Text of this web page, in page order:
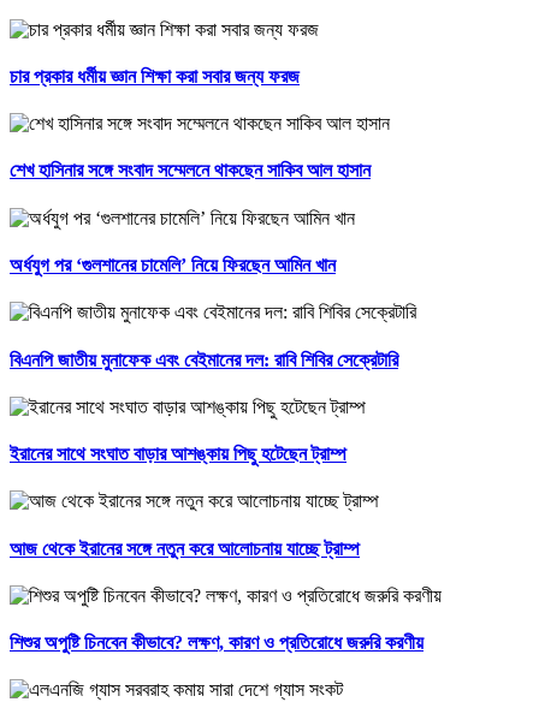
চার প্রকার ধর্মীয় জ্ঞান শিক্ষা করা সবার জন্য ফরজ
শেখ হাসিনার সঙ্গে সংবাদ সম্মেলনে থাকছেন সাকিব আল হাসান
অর্ধযুগ পর ‘গুলশানের চামেলি’ নিয়ে ফিরছেন আমিন খান
বিএনপি জাতীয় মুনাফেক এবং বেইমানের দল: রাবি শিবির সেক্রেটারি
ইরানের সাথে সংঘাত বাড়ার আশঙ্কায় পিছু হটেছেন ট্রাম্প
আজ থেকে ইরানের সঙ্গে নতুন করে আলোচনায় যাচ্ছে ট্রাম্প
শিশুর অপুষ্টি চিনবেন কীভাবে? লক্ষণ, কারণ ও প্রতিরোধে জরুরি করণীয়